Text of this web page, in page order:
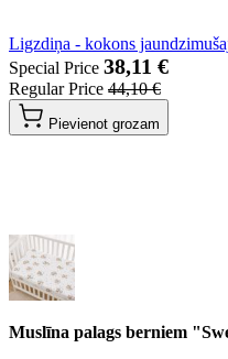
Ligzdiņa - kokons
Special Price 38,11 €
Regular Price 44,10 €
Pievienot grozam
Muslīna palags berniem